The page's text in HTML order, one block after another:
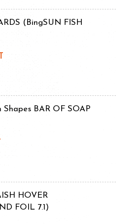
(BingSUN FISH
Shapes BAR OF SOAP
HOVER
FOIL 7.1)